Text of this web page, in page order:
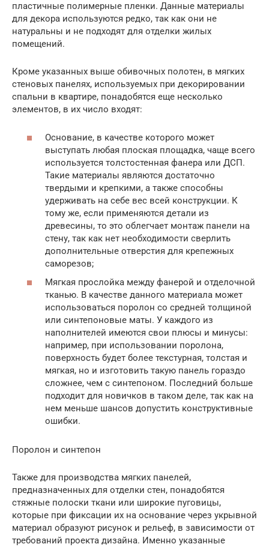
пластичные полимерные пленки. Данные материалы
для декора используются редко, так как они не
натуральны и не подходят для отделки жилых
помещений.
Кроме указанных выше обивочных полотен, в мягких
стеновых панелях, используемых при декорировании
спальни в квартире, понадобятся еще несколько
элементов, в их число входят:
Основание, в качестве которого может
выступать любая плоская площадка, чаще всего
используется толстостенная фанера или ДСП.
Такие материалы являются достаточно
твердыми и крепкими, а также способны
удерживать на себе вес всей конструкции. К
тому же, если применяются детали из
древесины, то это облегчает монтаж панели на
стену, так как нет необходимости сверлить
дополнительные отверстия для крепежных
саморезов;
Мягкая прослойка между фанерой и отделочной
тканью. В качестве данного материала может
использоваться поролон со средней толщиной
или синтепоновые маты. У каждого из
наполнителей имеются свои плюсы и минусы:
например, при использовании поролона,
поверхность будет более текстурная, толстая и
мягкая, но и изготовить такую панель гораздо
сложнее, чем с синтепоном. Последний больше
подходит для новичков в таком деле, так как на
нем меньше шансов допустить конструктивные
ошибки.
Поролон и синтепон
Также для производства мягких панелей,
предназначенных для отделки стен, понадобятся
стяжные полоски ткани или широкие пуговицы,
которые при фиксации их на основание через укрывной
материал образуют рисунок и рельеф, в зависимости от
требований проекта дизайна. Именно указанные